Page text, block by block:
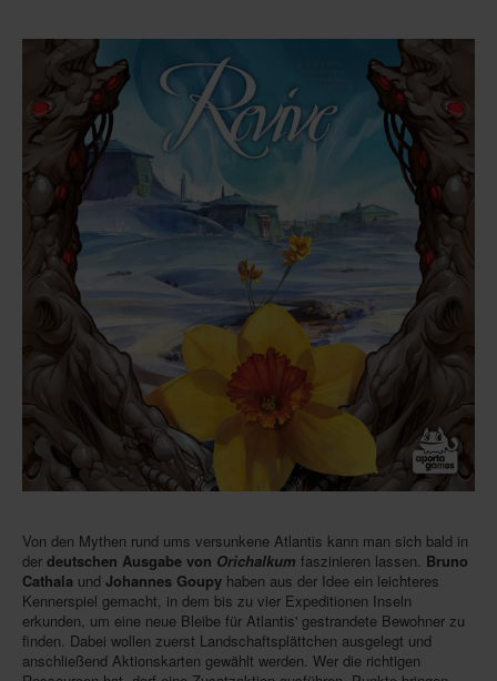
Von den Mythen rund ums versunkene Atlantis kann man sich bald in
der deutschen Ausgabe von Orichalkum faszinieren lassen. Bruno
Cathala und Johannes Goupy haben aus der Idee ein leichteres
Kennerspiel gemacht, in dem bis zu vier Expeditionen Inseln
erkunden, um eine neue Bleibe für Atlantis' gestrandete Bewohner zu
finden. Dabei wollen zuerst Landschaftsplättchen ausgelegt und
anschließend Aktionskarten gewählt werden. Wer die richtigen